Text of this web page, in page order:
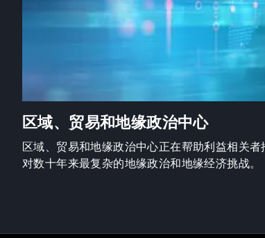
区域、贸易和地缘政治中心
区域、贸易和地缘政治中心正在帮助利益相关
对数十年来最复杂的地缘政治和地缘经济挑战。